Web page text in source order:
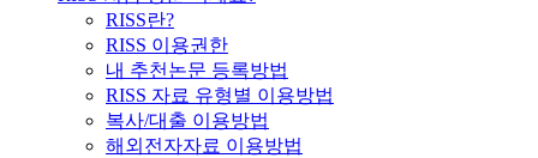
RISS란?
RISS 이용권한
내 추천논문 등록방법
RISS 자료 유형별 이용방법
복사/대출 이용방법
해외전자자료 이용방법